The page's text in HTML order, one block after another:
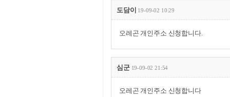
도담이 19-09-02 10:29
오레곤 개인주소 신청합니다.
심군 19-09-02 21:54
오레곤 개인주소 신청합니다